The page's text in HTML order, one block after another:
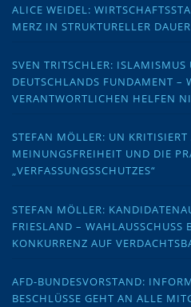
ALICE WEIDEL:
MERZ IN STRUKTURELLER
SVEN TRITSCHLER: ISLAMISMUS
DEUTSCHLANDS FUNDAMENT –
VERANTWORTLICHEN HELFEN
STEFAN MÖLLER: UN KRITISIERT
MEINUNGSFREIHEIT UND DIE
„VERFASSUNGSSCHUTZES“
STEFAN MÖLLER:
FRIESLAND – WAHLAUSSCHUSS
KONKURRENZ AUF
AFD-BUNDESVORSTAND:
BESCHLÜSSE GEHT AN ALLE